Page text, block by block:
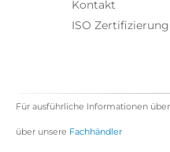
Kontakt
ISO Zertifizierung
Für ausführliche Informationen
über unsere Fachhändler